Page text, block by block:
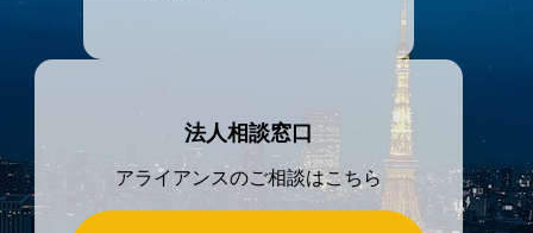
法人相談窓口
アライアンスのご相談はこちら